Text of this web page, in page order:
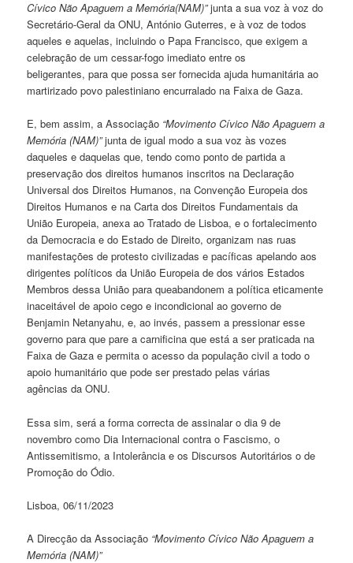
Cívico Não Apaguem a Memória(NAM)” junta a sua voz à voz do
Secretário-Geral da ONU, António Guterres, e à voz de todos
aqueles e aquelas, incluindo o Papa Francisco, que exigem a
celebração de um cessar-fogo imediato entre os
beligerantes, para que possa ser fornecida ajuda humanitária ao
martirizado povo palestiniano encurralado na Faixa de Gaza.
E, bem assim, a Associação “Movimento Cívico Não Apaguem a
Memória (NAM)”junta de igual modo a sua voz às vozes
daqueles e daquelas que, tendo como ponto de partida a
preservação dos direitos humanos inscritos na Declaração
Universal dos Direitos Humanos, na Convenção Europeia dos
Direitos Humanos e na Carta dos Direitos Fundamentais da
União Europeia, anexa ao Tratado de Lisboa, e o fortalecimento
da Democracia e do Estado de Direito, organizam nas ruas
manifestações de protesto civilizadas e pacíficas apelando aos
dirigentes políticos da União Europeia de dos vários Estados
Membros dessa União para queabandonem a política eticamente
inaceitável de apoio cego e incondicional ao governo de
Benjamin Netanyahu, e, ao invés, passem a pressionar esse
governo para que pare a carnificina que está a ser praticada na
Faixa de Gaza e permita o acesso da população civil a todo o
apoio humanitário que pode ser prestado pelas várias
agências da ONU.
Essa sim, será a forma correcta de assinalar o dia 9 de
novembro como Dia Internacional contra o Fascismo, o
Antissemitismo, a Intolerância e os Discursos Autoritários o de
Promoção do Ódio.
Lisboa, 06/11/2023
A Direcção da Associação “Movimento Cívico Não Apaguem a
Memória (NAM)”